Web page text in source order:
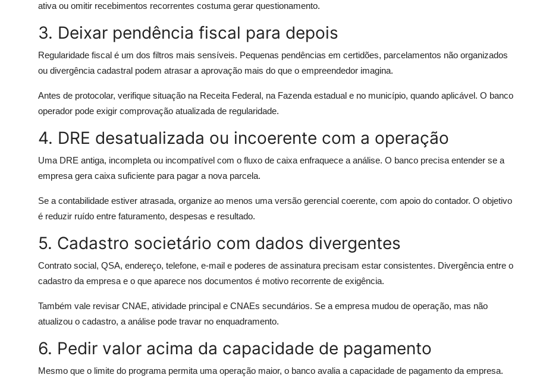
ativa ou omitir recebimentos recorrentes costuma gerar questionamento.
3. Deixar pendência fiscal para depois
Regularidade fiscal é um dos filtros mais sensíveis. Pequenas pendências em certidões, parcelamentos não organizados
ou divergência cadastral podem atrasar a aprovação mais do que o empreendedor imagina.
Antes de protocolar, verifique situação na Receita Federal, na Fazenda estadual e no município, quando aplicável. O banco
operador pode exigir comprovação atualizada de regularidade.
4. DRE desatualizada ou incoerente com a operação
Uma DRE antiga, incompleta ou incompatível com o fluxo de caixa enfraquece a análise. O banco precisa entender se a
empresa gera caixa suficiente para pagar a nova parcela.
Se a contabilidade estiver atrasada, organize ao menos uma versão gerencial coerente, com apoio do contador. O objetivo
é reduzir ruído entre faturamento, despesas e resultado.
5. Cadastro societário com dados divergentes
Contrato social, QSA, endereço, telefone, e-mail e poderes de assinatura precisam estar consistentes. Divergência entre o
cadastro da empresa e o que aparece nos documentos é motivo recorrente de exigência.
Também vale revisar CNAE, atividade principal e CNAEs secundários. Se a empresa mudou de operação, mas não
atualizou o cadastro, a análise pode travar no enquadramento.
6. Pedir valor acima da capacidade de pagamento
Mesmo que o limite do programa permita uma operação maior, o banco avalia a capacidade de pagamento da empresa.